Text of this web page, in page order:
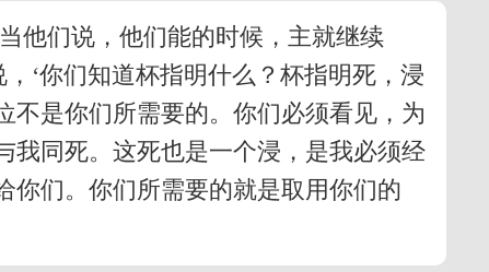
他们说，他们能的时候，主就继续
‘你们知道杯指明什么？杯指明死，浸
不是你们所需要的。你们必须看见，为
我同死。这死也是一个浸，是我必须经
你们。你们所需要的就是取用你们的